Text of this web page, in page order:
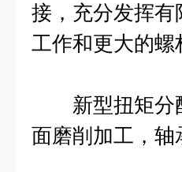
接，充分发挥
工作和更大的螺
新型扭矩分
面磨削加工，